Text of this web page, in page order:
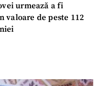
urmează a fi
de peste 112